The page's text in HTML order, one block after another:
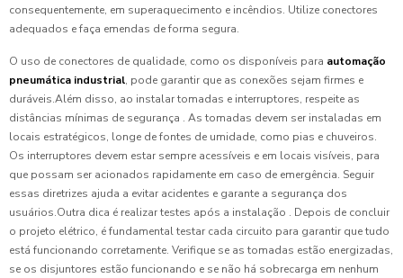
consequentemente, em superaquecimento e incêndios. Utilize conectores
adequados e faça emendas de forma segura.
O uso de conectores de qualidade, como os disponíveis para automação
pneumática industrial, pode garantir que as conexões sejam firmes e
duráveis.Além disso, ao instalar tomadas e interruptores, respeite as
distâncias mínimas de segurança . As tomadas devem ser instaladas em
locais estratégicos, longe de fontes de umidade, como pias e chuveiros.
Os interruptores devem estar sempre acessíveis e em locais visíveis, para
que possam ser acionados rapidamente em caso de emergência. Seguir
essas diretrizes ajuda a evitar acidentes e garante a segurança dos
usuários.Outra dica é realizar testes após a instalação . Depois de concluir
o projeto elétrico, é fundamental testar cada circuito para garantir que tudo
está funcionando corretamente. Verifique se as tomadas estão energizadas,
se os disjuntores estão funcionando e se não há sobrecarga em nenhum